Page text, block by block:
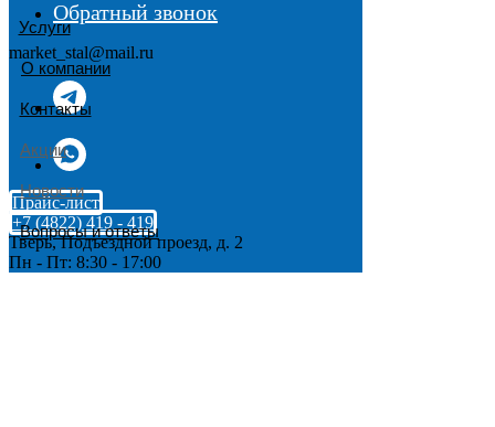
Услуги
О компании
Контакты
Акции
Новости
Вопросы и ответы
Обратный звонок
market_stal@mail.ru
Прайс-лист
+7 (4822) 419 - 419
Тверь, Подъездной проезд, д. 2
Пн - Пт: 8:30 - 17:00